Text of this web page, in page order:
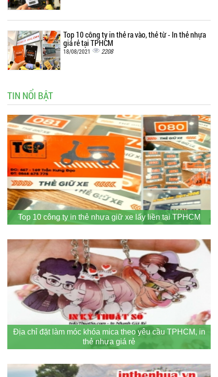
Top 10 công ty in thẻ ra vào, thẻ từ - In thẻ nhựa
giá rẻ tại TPHCM
18/08/2021 2208
TIN NỔI BẬT
Top 10 công ty in thẻ nhựa giữ xe lấy liền tại TPHCM
Địa chỉ đặt làm móc khóa mica theo yêu cầu TPHCM, in
thẻ nhựa giá rẻ